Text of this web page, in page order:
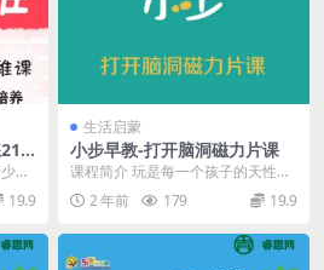
[254.46MB]
律动操.jpg [940.94kB]
.mp4 [90.88MB]
[270.26MB]
.mp4 [91.42MB]
[17.57MB]
》
儿
产
19.9
生活启蒙
小步早教-打开脑洞磁力片课
课程简介 玩是每一个孩子的天性，
没有小孩不爱玩。但是，有的孩子
可以在玩中学，活跃...
2 年前 179 19.9